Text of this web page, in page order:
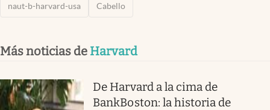
naut-b-harvard-usa Cabello
Más noticias de Harvard
De Harvard a la cima de
BankBoston: la historia de